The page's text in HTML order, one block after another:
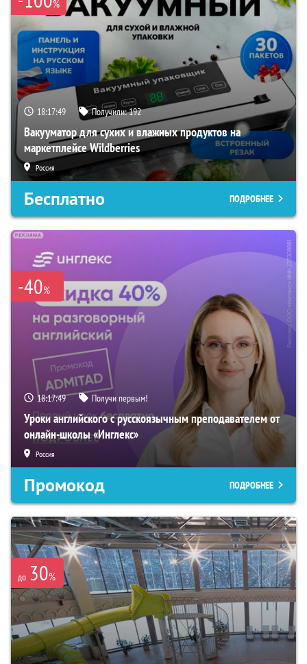
%
18:17:48 Получили:192
Вакууматор для сухих и влажных продуктов на
маркетплейсе Wildberries
Россия
Бесплатно ПОДРОБНЕЕ
-40%
18:17:48 Получи первым!
Уроки английского с русскоязычным преподавателем от
онлайн-школы «Инглекс»
Россия
Промокод ПОДРОБНЕЕ
до 30%